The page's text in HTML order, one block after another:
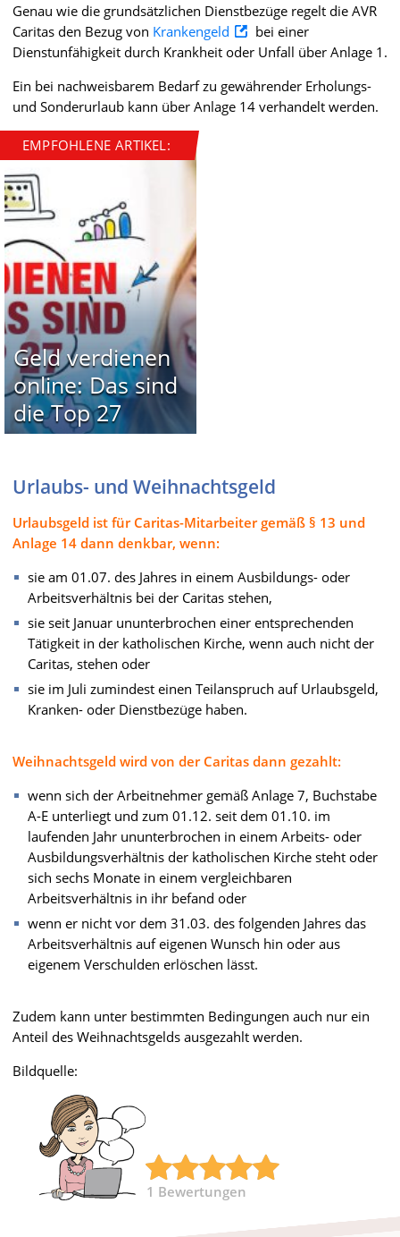
Genau wie die grundsätzlichen Dienstbezüge regelt die AVR
Caritas den Bezug von Krankengeld
bei einer
Dienstunfähigkeit durch Krankheit oder Unfall über Anlage 1.
Ein bei nachweisbarem Bedarf zu gewährender Erholungs-
und Sonderurlaub kann über Anlage 14 verhandelt werden.
EMPFOHLENE ARTIKEL:
Geld verdienen
online: Das sind
die Top 27
Urlaubs- und Weihnachtsgeld
Urlaubsgeld ist für Caritas-Mitarbeiter gemäß § 13 und
Anlage 14 dann denkbar, wenn:
sie am 01.07. des Jahres in einem Ausbildungs- oder
Arbeitsverhältnis bei der Caritas stehen,
sie seit Januar ununterbrochen einer entsprechenden
Tätigkeit in der katholischen Kirche, wenn auch nicht der
Caritas, stehen oder
sie im Juli zumindest einen Teilanspruch auf Urlaubsgeld,
Kranken- oder Dienstbezüge haben.
Weihnachtsgeld wird von der Caritas dann gezahlt:
wenn sich der Arbeitnehmer gemäß Anlage 7, Buchstabe
A-E unterliegt und zum 01.12. seit dem 01.10. im
laufenden Jahr ununterbrochen in einem Arbeits- oder
Ausbildungsverhältnis der katholischen Kirche steht oder
sich sechs Monate in einem vergleichbaren
Arbeitsverhältnis in ihr befand oder
wenn er nicht vor dem 31.03. des folgenden Jahres das
Arbeitsverhältnis auf eigenen Wunsch hin oder aus
eigenem Verschulden erlöschen lässt.
Zudem kann unter bestimmten Bedingungen auch nur ein
Anteil des Weihnachtsgelds ausgezahlt werden.
Bildquelle:
1 Bewertungen